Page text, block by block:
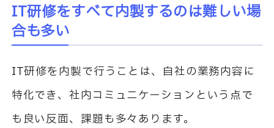
IT研修をすべて内製するのは難しい場
合も多い
IT研修を内製で行うことは、自社の業務内容に
特化でき、社内コミュニケーションという点で
も良い反面、課題も多々あります。